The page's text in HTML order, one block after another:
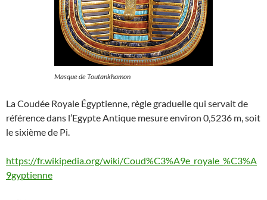
Masque de Toutankhamon
La Coudée Royale Égyptienne, règle graduelle qui servait de
référence dans l’Egypte Antique mesure environ 0,5236 m, soit
le sixième de Pi.
https://fr.wikipedia.org/wiki/Coud%C3%A9e_royale_%C3%A
9gyptienne